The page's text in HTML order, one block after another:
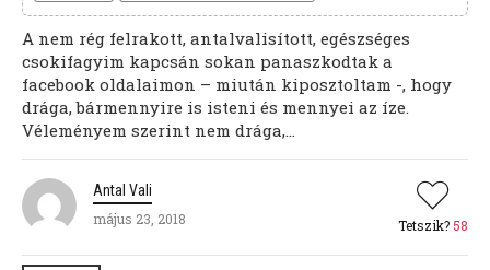
A nem rég felrakott, antalvalisított, egészséges
csokifagyim kapcsán sokan panaszkodtak a
facebook oldalaimon – miután kiposztoltam -, hogy
drága, bármennyire is isteni és mennyei az íze.
Véleményem szerint nem drága,...
Antal Vali
május 23, 2018
Tetszik? 58